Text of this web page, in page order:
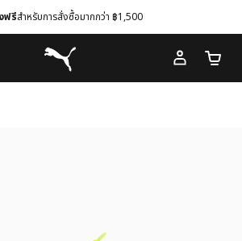
ฟรีสำหรับการสั่งซื้อมากกว่า ฿1,500
Puma โฮม
จำนว